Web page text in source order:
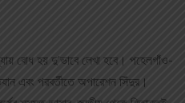
বোধ হয় দু’ভাবে লেখা হবে। পহেলগাঁও-
এবং পরবর্তীতে অপারেশন সিঁদুর।